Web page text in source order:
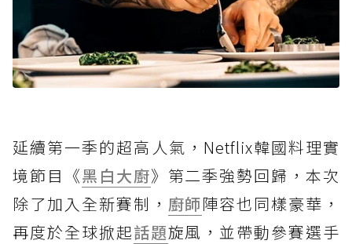
延續第一季的超高人氣，Netflix韓國料理實
境節目《黑白大廚》第二季強勢回歸，本次
除了加入全新賽制， 廚師陣容也同樣豪華，
再度於全球掀起話題旋風，並帶動參賽選手